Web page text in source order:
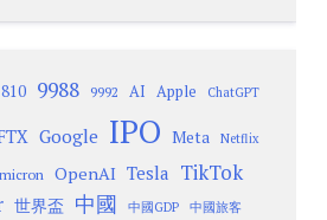
9988 9992 AI Apple ChatGPT
Google IPO Meta Netflix
OpenAI Tesla TikTok
世界盃 中國 中國GDP 中國旅客